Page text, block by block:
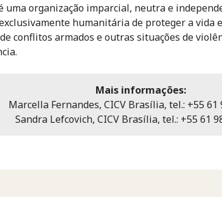
uma organização imparcial, neutra e
humanitária de proteger a vida
conflitos armados e outras situações de
Mais informações:
Marcella Fernandes, CICV Brasília, tel.: +55 61
Sandra Lefcovich, CICV Brasília, tel.: +55 61